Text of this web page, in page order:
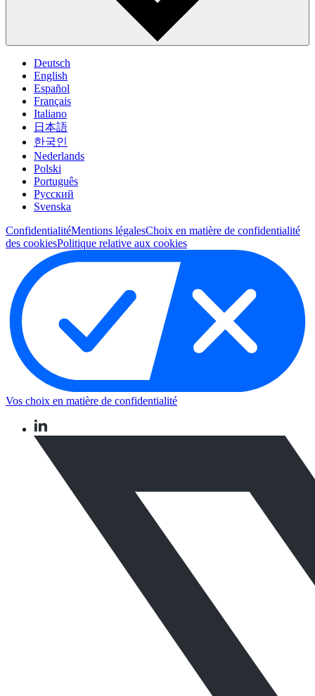
Deutsch
English
Español
Français
Italiano
日本語
한국인
Nederlands
Polski
Português
Pусский
Svenska
ConfidentialitéMentions légalesChoix en matière de confidentialité
des cookiesPolitique relative aux cookies
Vos choix en matière de confidentialité